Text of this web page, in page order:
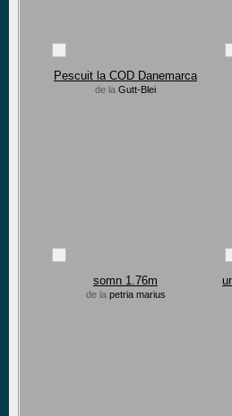
Pescuit la COD Danemarca
de la Gutt-Blei
somn 1.76m
de la petria marius